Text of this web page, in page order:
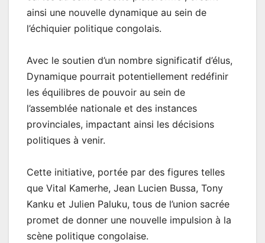
ainsi une nouvelle dynamique au sein de
l’échiquier politique congolais.
Avec le soutien d’un nombre significatif d’élus,
Dynamique pourrait potentiellement redéfinir
les équilibres de pouvoir au sein de
l’assemblée nationale et des instances
provinciales, impactant ainsi les décisions
politiques à venir.
Cette initiative, portée par des figures telles
que Vital Kamerhe, Jean Lucien Bussa, Tony
Kanku et Julien Paluku, tous de l’union sacrée
promet de donner une nouvelle impulsion à la
scène politique congolaise.